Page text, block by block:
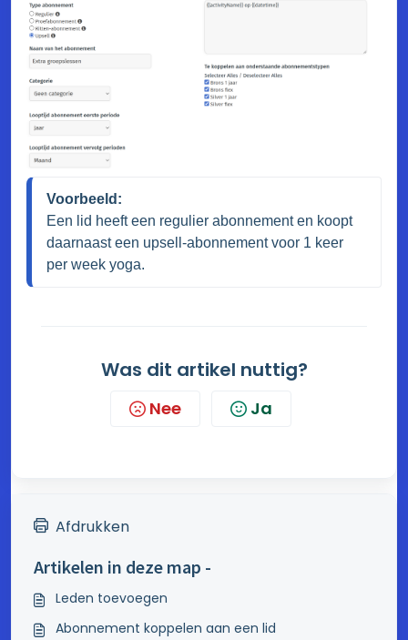
Voorbeeld:
Een lid heeft een regulier abonnement en koopt
daarnaast een upsell-abonnement voor 1 keer
per week yoga.
Was dit artikel nuttig?
Nee Ja
Afdrukken
Artikelen in deze map -
Leden toevoegen
Abonnement koppelen aan een lid